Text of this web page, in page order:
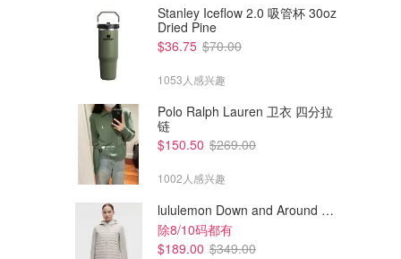
Stanley Iceflow 2.0 吸管杯 30oz
Dried Pine
$36.75 $70.00
1053人感兴趣
Polo Ralph Lauren 卫衣 四分拉
链
$150.50 $269.00
1002人感兴趣
lululemon Down and Around 羽绒夹克
除8/10码都有
$189.00 $349.00